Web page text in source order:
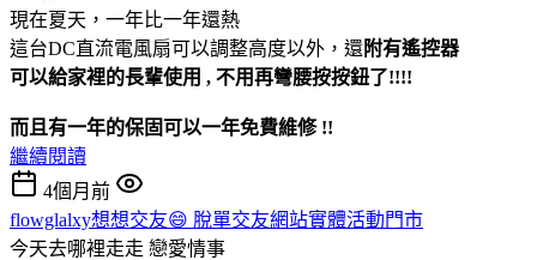
現在夏天，一年比一年還熱
這台DC直流電風扇可以調整高度以外，還附有遙控器
可以給家裡的長輩使用 , 不用再彎腰按按鈕了!!!!
而且有一年的保固可以一年免費維修 !!
繼續閱讀
4個月前
flowglalxy想想交友😄 脫單交友網站實體活動門市
今天去哪裡走走 戀愛情事